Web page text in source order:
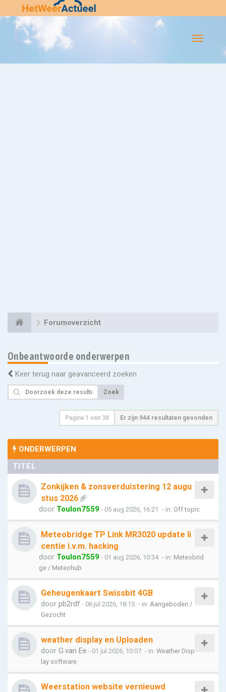
Flip-
Forumoverzicht
Onbeantwoorde onderwerpen
Keer terug naar geavanceerd zoeken
Zoek
Pagina 1 van 38 Er zijn 944 resultaten gevonden
ONDERWERPEN
TITEL
Zonkijken & zonsverduistering 12 augu
stus 2026
door Toulon7559 - 05 aug 2026, 16:21 - in: Off topic
Meteobridge TP Link MR3020 update li
centie i.v.m. hacking
door Toulon7559 - 01 aug 2026, 10:34 - in: Meteobrid
ge / Meteohub
Geheugenkaart Swissbit 4GB
door pb2rdf - 06 jul 2026, 18:15 - in: Aangeboden /
Gezocht
weather display en Uploaden
door G.van Ee - 01 jul 2026, 10:07 - in: Weather Disp
lay software
Weerstation website vernieuwd